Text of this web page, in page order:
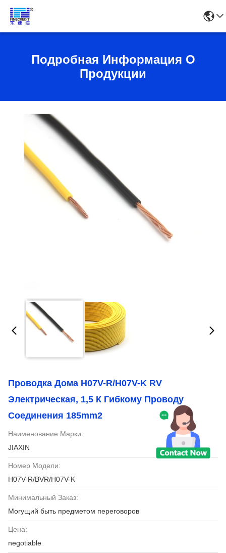
Подробная Информация О
Продукции
Проводка Дома H07V-R/H07V-K RV
Электрическая, 1,5 К Гибкому Проводу
Соединения 185mm2
Наименование Марки:
JIAXIN
Номер Модели:
H07V-R/BVR/H07V-K
Минимальный Заказ:
Могущий быть предметом переговоров
Цена:
negotiable